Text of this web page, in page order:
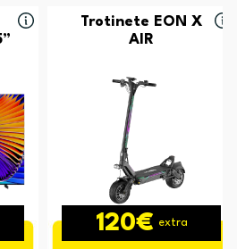
Trotinete EON X
AIR
120€ extra